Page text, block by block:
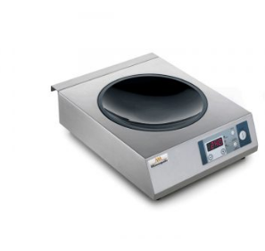
PROČITAJ VIŠE